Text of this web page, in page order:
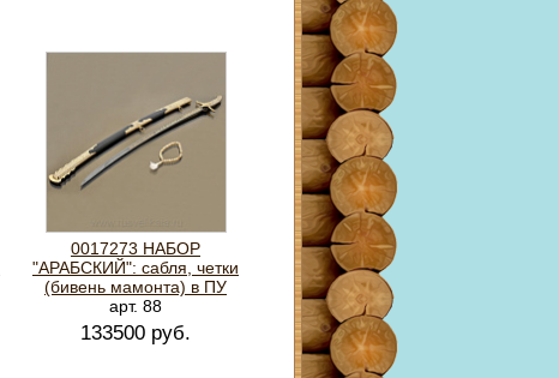
0017273 НАБОР
"АРАБСКИЙ": сабля, четки
(бивень мамонта) в ПУ
арт. 88
133500 руб.